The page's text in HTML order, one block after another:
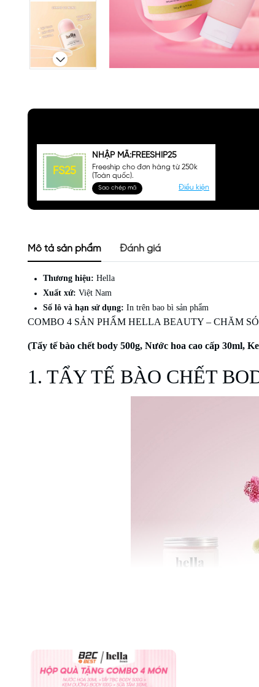
FS25
NHẬP MÃ:FREESHIP25
Freeship cho đơn hàng từ 250k
(Toàn quốc).
Sao chép mã Điều kiện
Mô tả sản phẩm Đánh giá
Thương hiệu: Hella
Xuất xứ: Việt Nam
Số lô và hạn sử dụng: In trên bao bì sản phẩm
COMBO 4 SẢN PHẨM HELLA BEAUTY – CHĂM
(Tẩy tế bào chết body 500g, Nước hoa cao cấp 30ml,
1. TẨY TẾ BÀO CHẾT